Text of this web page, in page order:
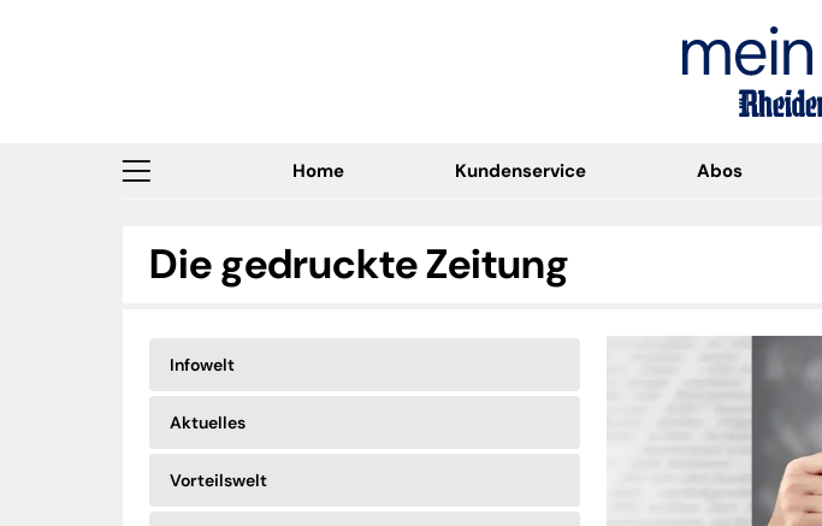
Home Kundenservice Abos
Die gedruckte Zeitung
Infowelt
Aktuelles
Vorteilswelt